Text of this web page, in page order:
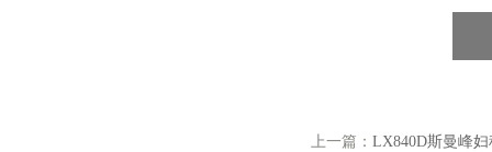
上一篇： LX840D斯曼峰